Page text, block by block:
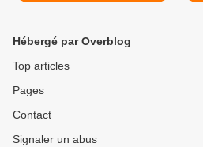
Hébergé par Overblog
Top articles
Pages
Contact
Signaler un abus